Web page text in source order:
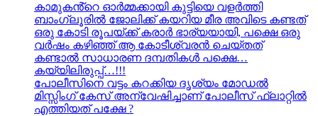
കാമുകൻ്റെ ഓർമ്മക്കായി കുട്ടിയെ വളർത്തി
ബാംഗ്ലൂരിൽ ജോലിക്ക് കയറിയ മീര അവിടെ കണ്ടത്
ഒരു കോടി രൂപയ്ക്ക് കരാർ ഭാര്യയായി, പക്ഷെ ഒരു
വർഷം കഴിഞ്ഞ് ആ കോടീശ്വരൻ ചെയ്തത്
കണ്ടാൽ സാധാരണ ദമ്പതികൾ പക്ഷെ…
കയ്യിലിരുപ്പ്…!!!
പോലീസിനെ വട്ടം കറക്കിയ ദൃശ്യം മോഡല്‍
മിസ്സിംഗ് കേസ് അന്വേഷിച്ചാണ് പോലീസ് ഫ്ലാറ്റിൽ
എത്തിയത് പക്ഷേ ?